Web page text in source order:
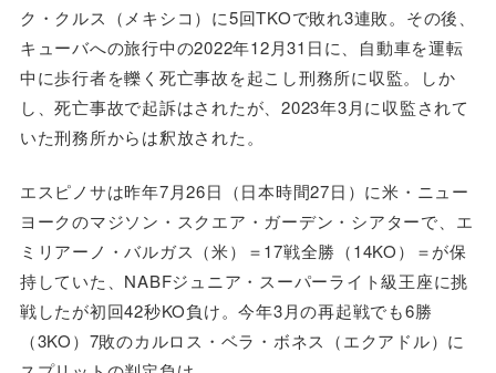
ク・クルス（メキシコ）に5回TKOで敗れ3連敗。その後、
キューバへの旅行中の2022年12月31日に、自動車を運転
中に歩行者を轢く死亡事故を起こし刑務所に収監。しか
し、死亡事故で起訴はされたが、2023年3月に収監されて
いた刑務所からは釈放された。
エスピノサは昨年7月26日（日本時間27日）に米・ニュー
ヨークのマジソン・スクエア・ガーデン・シアターで、エ
ミリアーノ・バルガス（米）＝17戦全勝（14KO）＝が保
持していた、NABFジュニア・スーパーライト級王座に挑
戦したが初回42秒KO負け。今年3月の再起戦でも6勝
（3KO）7敗のカルロス・ベラ・ボネス（エクアドル）に